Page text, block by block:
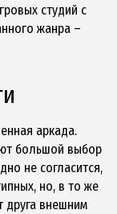
студий с
жанра –
аркада.
большой выбор
не согласится,
но, в то же
друга внешним